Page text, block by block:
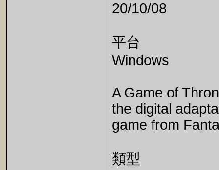
20/10/08
平台
Windows
A Game of
the digital
game from
類型